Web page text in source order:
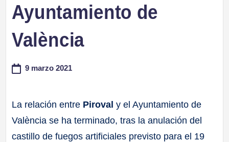
Ayuntamiento de
València
9 marzo 2021
La relación entre Pirovaly el Ayuntamiento de
València se ha terminado, tras la anulación del
castillo de fuegos artificiales previsto para el 19